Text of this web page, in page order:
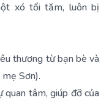
xó tối tăm, luôn bị
thương từ bạn bè và
Sơn).
quan tâm, giúp đỡ của